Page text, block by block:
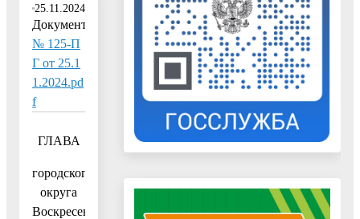
25.11.2024
Документ:
№ 125-П
Г от 25.1
1.2024.pd
f
ГЛАВА
городского
округа
Воскресенск